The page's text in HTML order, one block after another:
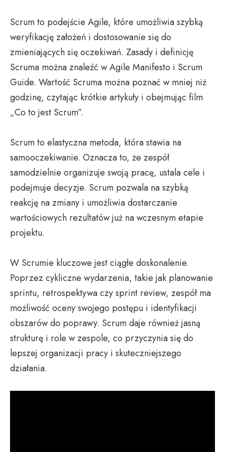
Scrum to podejście Agile, które umożliwia szybką
weryfikację założeń i dostosowanie się do
zmieniających się oczekiwań. Zasady i definicję
Scruma można znaleźć w Agile Manifesto i Scrum
Guide. Wartość Scruma można poznać w mniej niż
godzinę, czytając krótkie artykuły i obejmując film
„Co to jest Scrum”.
Scrum to elastyczna metoda, która stawia na
samooczekiwanie. Oznacza to, że zespół
samodzielnie organizuje swoją pracę, ustala cele i
podejmuje decyzje. Scrum pozwala na szybką
reakcję na zmiany i umożliwia dostarczanie
wartościowych rezultatów już na wczesnym etapie
projektu.
W Scrumie kluczowe jest ciągłe doskonalenie.
Poprzez cykliczne wydarzenia, takie jak planowanie
sprintu, retrospektywa czy sprint review, zespół ma
możliwość oceny swojego postępu i identyfikacji
obszarów do poprawy. Scrum daje również jasną
strukturę i role w zespole, co przyczynia się do
lepszej organizacji pracy i skuteczniejszego
działania.